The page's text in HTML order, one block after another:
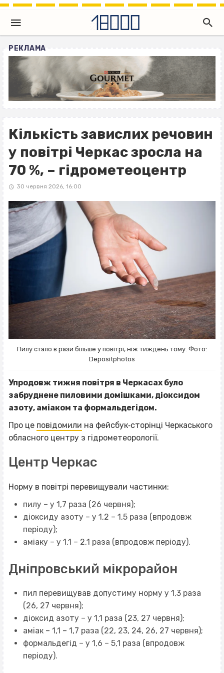
РЕКЛАМА
Кількість завислих речовин
у повітрі Черкас зросла на
70 %, – гідрометеоцентр
30 червня 2026, 16:00
Пилу стало в рази більше у повітрі, ніж тиждень тому. Фото:
Depositphotos
Упродовж тижня повітря в Черкасах було
забруднене пиловими домішками, діоксидом
азоту, аміаком та формальдегідом.
Про це повідомили на фейсбук‐сторінці Черкаського
обласного центру з гідрометеорології.
Центр Черкас
Норму в повітрі перевищували частинки:
пилу – у 1,7 раза (26 червня);
діоксиду азоту – у 1,2 – 1,5 раза (впродовж
періоду);
аміаку – у 1,1 – 2,1 раза (впродовж періоду).
Дніпровський мікрорайон
пил перевищував допустиму норму у 1,3 раза
(26, 27 червня);
діоксид азоту – у 1,1 раза (23, 27 червня);
аміак – 1,1 – 1,7 раза (22, 23, 24, 26, 27 червня);
формальдегід – у 1,6 – 5,1 раза (впродовж
періоду).